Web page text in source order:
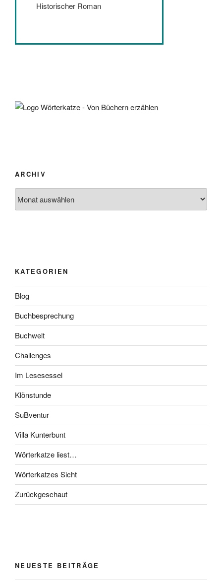
Historischer Roman
ARCHIV
KATEGORIEN
Blog
Buchbesprechung
Buchwelt
Challenges
Im Lesesessel
Klönstunde
SuBventur
Villa Kunterbunt
Wörterkatze liest…
Wörterkatzes Sicht
Zurückgeschaut
NEUESTE BEITRÄGE